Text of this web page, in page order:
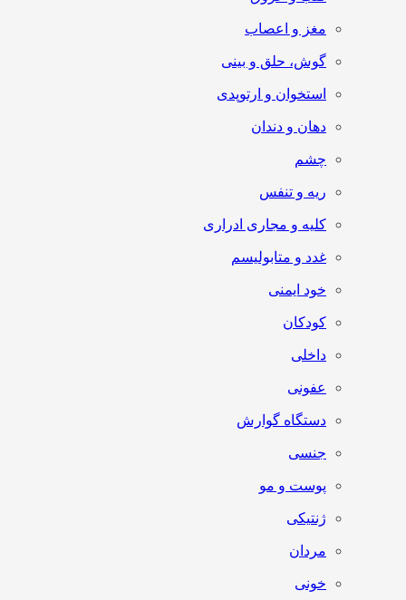
مغز و اعصاب
گوش، حلق و بینی
استخوان و ارتوپدی
دهان و دندان
چشم
ریه و تنفس
کلیه و مجاری ادراری
غدد و متابولیسم
خود ایمنی
کودکان
داخلی
عفونی
دستگاه گوارش
جنسی
پوست و مو
ژنتیکی
مردان
خونی